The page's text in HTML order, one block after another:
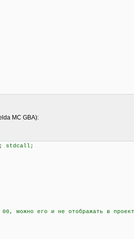
MC GBA):
stdcall;
его и не отображать в